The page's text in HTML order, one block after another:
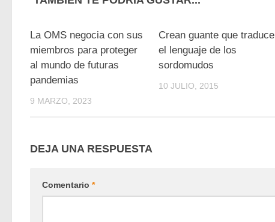
La OMS negocia con sus
miembros para proteger
al mundo de futuras
pandemias
9 MARZO, 2023
Crean guante que traduce
el lenguaje de los
sordomudos
10 JULIO, 2015
DEJA UNA RESPUESTA
Comentario *